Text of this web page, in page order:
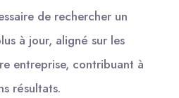
de rechercher un
à jour, aligné sur les
entreprise, contribuant à
résultats.